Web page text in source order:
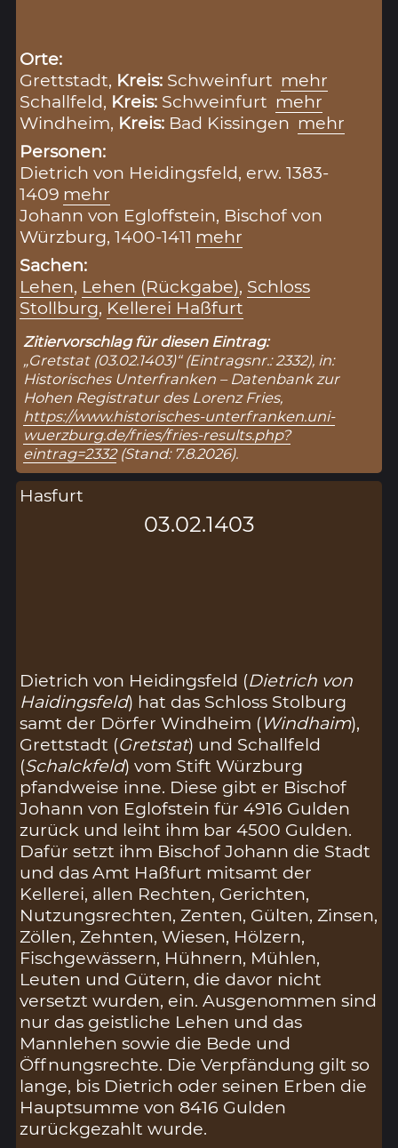
Orte:
Grettstadt, Kreis: Schweinfurt mehr
Schallfeld, Kreis: Schweinfurt mehr
Windheim, Kreis: Bad Kissingen mehr
Personen:
Dietrich von Heidingsfeld, erw. 1383-
1409 mehr
Johann von Egloffstein, Bischof von
Würzburg, 1400-1411 mehr
Sachen:
Lehen, Lehen (Rückgabe), Schloss
Stollburg, Kellerei Haßfurt
Zitiervorschlag für diesen Eintrag:
„Gretstat (03.02.1403)“ (Eintragsnr.: 2332), in:
Historisches Unterfranken – Datenbank zur
Hohen Registratur des Lorenz Fries,
https://www.historisches-unterfranken.uni-
wuerzburg.de/fries/fries-results.php?
eintrag=2332(Stand: 7.8.2026).
Hasfurt
03.02.1403
Dietrich von Heidingsfeld (Dietrich von
Haidingsfeld) hat das Schloss Stolburg
samt der Dörfer Windheim (Windhaim),
Grettstadt (Gretstat) und Schallfeld
(Schalckfeld) vom Stift Würzburg
pfandweise inne. Diese gibt er Bischof
Johann von Eglofstein für 4916 Gulden
zurück und leiht ihm bar 4500 Gulden.
Dafür setzt ihm Bischof Johann die Stadt
und das Amt Haßfurt mitsamt der
Kellerei, allen Rechten, Gerichten,
Nutzungsrechten, Zenten, Gülten, Zinsen,
Zöllen, Zehnten, Wiesen, Hölzern,
Fischgewässern, Hühnern, Mühlen,
Leuten und Gütern, die davor nicht
versetzt wurden, ein. Ausgenommen sind
nur das geistliche Lehen und das
Mannlehen sowie die Bede und
Öffnungsrechte. Die Verpfändung gilt so
lange, bis Dietrich oder seinen Erben die
Hauptsumme von 8416 Gulden
zurückgezahlt wurde.